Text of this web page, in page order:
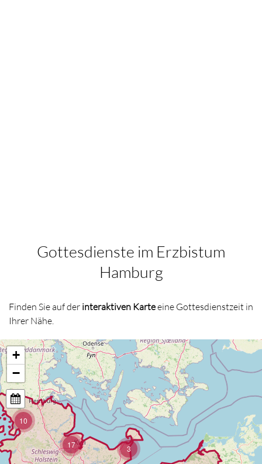
Gottesdienste im Erzbistum
Hamburg
Finden Sie auf der interaktiven Karteeine Gottesdienstzeit in
Ihrer Nähe.